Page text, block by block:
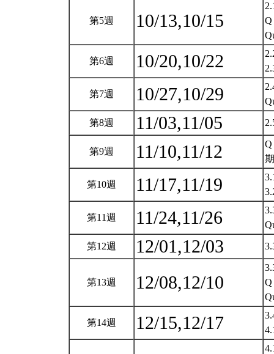
第5週 10/13,10/15
第6週 10/20,10/22
第7週 10/27,10/29
第8週 11/03,11/05
第9週 11/10,11/12
第10週 11/17,11/19
第11週 11/24,11/26
第12週 12/01,12/03
第13週 12/08,12/10
第14週 12/15,12/17